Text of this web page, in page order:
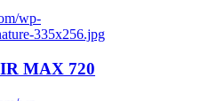
wp-
335x256.jpg
MAX 720